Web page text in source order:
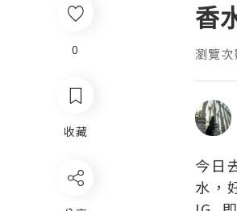
0
收藏
香
瀏覽
今日
水，